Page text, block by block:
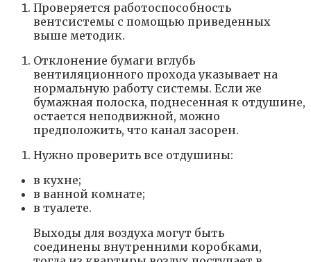
Проверяется работоспособность
вентсистемы с помощью приведенных
выше методик.
Отклонение бумаги вглубь
вентиляционного прохода указывает на
нормальную работу системы. Если же
бумажная полоска, поднесенная к отдушине,
остается неподвижной, можно
предположить, что канал засорен.
Нужно проверить все отдушины:
в кухне;
в ванной комнате;
в туалете.
Выходы для воздуха могут быть
соединены внутренними коробками,